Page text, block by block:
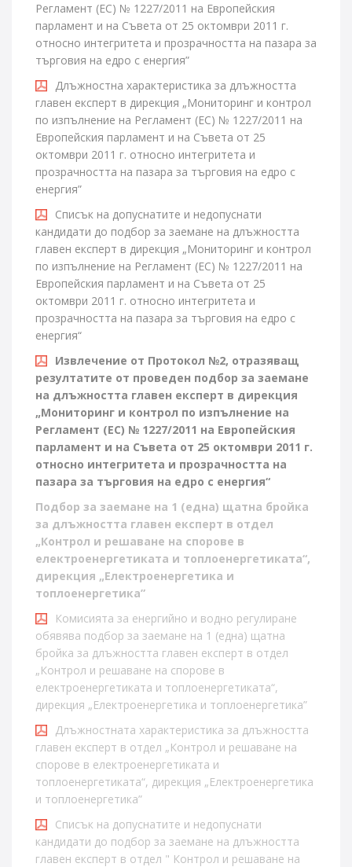
Регламент (ЕС) № 1227/2011 на Европейския
парламент и на Съвета от 25 октомври 2011 г.
относно интегритета и прозрачността на пазара за
търговия на едро с енергия”
Длъжностна характеристика за длъжността
главен експерт в дирекция „Мониторинг и контрол
по изпълнение на Регламент (ЕС) № 1227/2011 на
Европейския парламент и на Съвета от 25
октомври 2011 г. относно интегритета и
прозрачността на пазара за търговия на едро с
енергия”
Списък на допуснатите и недопуснати
кандидати до подбор за заемане на длъжността
главен експерт в дирекция „Мониторинг и контрол
по изпълнение на Регламент (ЕС) № 1227/2011 на
Европейския парламент и на Съвета от 25
октомври 2011 г. относно интегритета и
прозрачността на пазара за търговия на едро с
енергия“
Извлечение от Протокол №2, отразяващ
резултатите от проведен подбор за заемане
на длъжността главен експерт в дирекция
„Мониторинг и контрол по изпълнение на
Регламент (ЕС) № 1227/2011 на Европейския
парламент и на Съвета от 25 октомври 2011 г.
относно интегритета и прозрачността на
пазара за търговия на едро с енергия“
Подбор за заемане на 1 (една) щатна бройка
за длъжността главен експерт в отдел
„Контрол и решаване на спорове в
електроенергетиката и топлоенергетиката“,
дирекция „Електроенергетика и
топлоенергетика”
Комисията за енергийно и водно регулиране
обявява подбор за заемане на 1 (една) щатна
бройка за длъжността главен експерт в отдел
„Контрол и решаване на спорове в
електроенергетиката и топлоенергетиката“,
дирекция „Електроенергетика и топлоенергетика”
Длъжностната характеристика за длъжността
главен експерт в отдел „Контрол и решаване на
спорове в електроенергетиката и
топлоенергетиката“, дирекция „Електроенергетика
и топлоенергетика”
Списък на допуснатите и недопуснати
кандидати до подбор за заемане на длъжността
главен експерт в отдел " Контрол и решаване на